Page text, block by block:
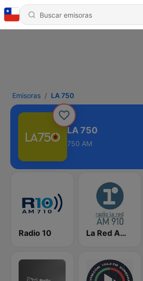
Emisoras LA 750
LA 750
750 AM
Radio 10 La Red AM 910